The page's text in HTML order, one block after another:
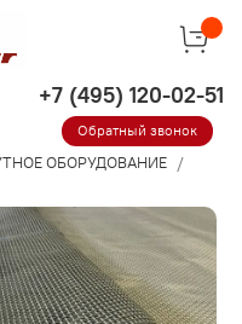
Обратный звонок
ОБОРУДОВАНИЕ